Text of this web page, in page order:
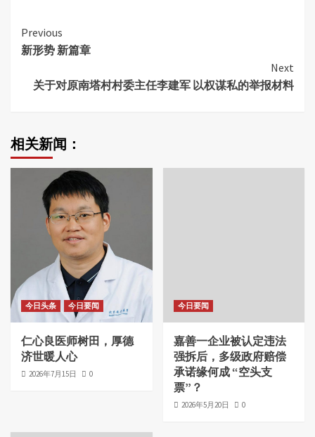
Continue
Reading
Previous
新形势 新篇章
Next
关于对原南塔村村委主任李建军 以权谋私的举报材料
相关新闻：
今日头条 今日要闻
仁心良医师树田，厚德
济世暖人心
2026年7月15日 0
今日要闻
嘉善一企业被认定违法
强拆后，多级政府赔偿
承诺缘何成 “空头支
票”？
2026年5月20日 0